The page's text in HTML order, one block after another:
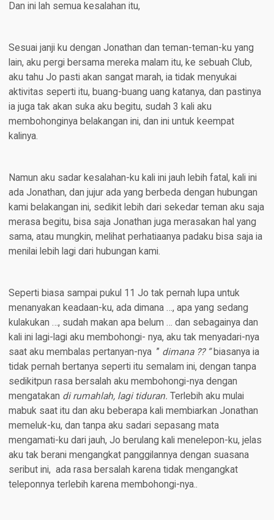
Dan ini lah semua kesalahan itu,
Sesuai janji ku dengan Jonathan dan teman-teman-ku yang
lain, aku pergi bersama mereka malam itu, ke sebuah Club,
aku tahu Jo pasti akan sangat marah, ia tidak menyukai
aktivitas seperti itu, buang-buang uang katanya, dan pastinya
ia juga tak akan suka aku begitu, sudah 3 kali aku
membohonginya belakangan ini, dan ini untuk keempat
kalinya.
Namun aku sadar kesalahan-ku kali ini jauh lebih fatal, kali ini
ada Jonathan, dan jujur ada yang berbeda dengan hubungan
kami belakangan ini, sedikit lebih dari sekedar teman aku saja
merasa begitu, bisa saja Jonathan juga merasakan hal yang
sama, atau mungkin, melihat perhatiaanya padaku bisa saja ia
menilai lebih lagi dari hubungan kami.
Seperti biasa sampai pukul 11 Jo tak pernah lupa untuk
menanyakan keadaan-ku, ada dimana …, apa yang sedang
kulakukan …, sudah makan apa belum … dan sebagainya dan
kali ini lagi-lagi aku membohongi- nya, aku tak menyadari-nya
saat aku membalas pertanyan-nya ” dimana ?? ” biasanya ia
tidak pernah bertanya seperti itu semalam ini, dengan tanpa
sedikitpun rasa bersalah aku membohongi-nya dengan
mengatakan di rumahlah, lagi tiduran. Terlebih aku mulai
mabuk saat itu dan aku beberapa kali membiarkan Jonathan
memeluk-ku, dan tanpa aku sadari sepasang mata
mengamati-ku dari jauh, Jo berulang kali menelepon-ku, jelas
aku tak berani mengangkat panggilannya dengan suasana
seribut ini, ada rasa bersalah karena tidak mengangkat
teleponnya terlebih karena membohongi-nya..